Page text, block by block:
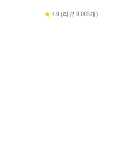
4.9 (리뷰 9,085개)